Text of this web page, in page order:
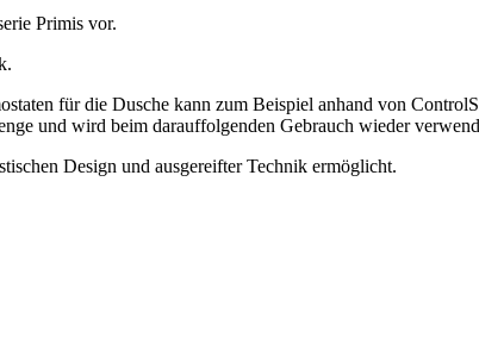
Primis vor.
für die Dusche kann zum Beispiel anhand von
und wird beim darauffolgenden Gebrauch wieder
Design und ausgereifter Technik ermöglicht.